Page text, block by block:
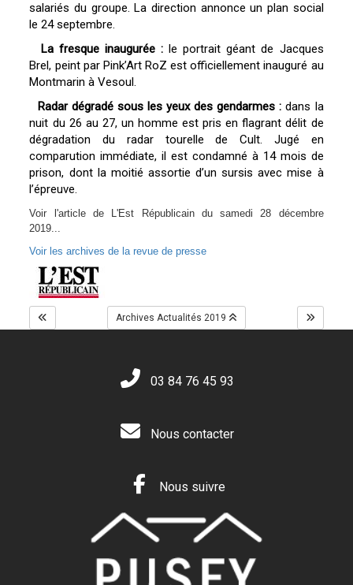
salariés du groupe. La direction annonce un plan social
le 24 septembre.
La fresque inaugurée : le portrait géant de Jacques
Brel, peint par Pink’Art RoZ est officiellement inauguré au
Montmarin à Vesoul.
Radar dégradé sous les yeux des gendarmes : dans la
nuit du 26 au 27, un homme est pris en flagrant délit de
dégradation du radar tourelle de Cult. Jugé en
comparution immédiate, il est condamné à 14 mois de
prison, dont la moitié assortie d’un sursis avec mise à
l’épreuve.
Voir l'article de L'Est Républicain du samedi 28 décembre
2019...
Voir les archives de la revue de presse
Archives Actualités 2019
03 84 76 45 93
Nous contacter
Nous suivre